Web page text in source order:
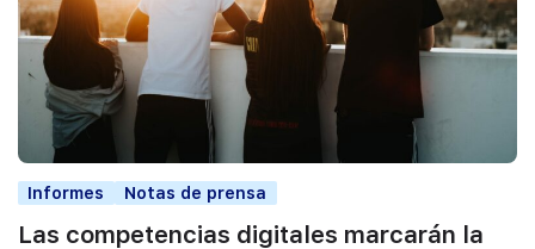
Informes Notas de prensa
Las competencias digitales marcarán la